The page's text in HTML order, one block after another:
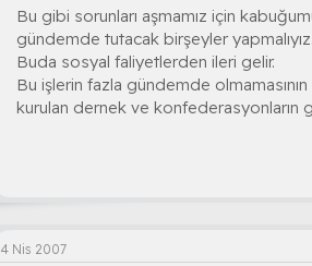
Bu gibi sorunları aşmamız için
gündemde tutacak birşeyler yapmalıyız.
Buda sosyal faliyetlerden ileri gelir.
Bu işlerin fazla gündemde
kurulan dernek ve konfederasyonların
4 Nis 2007